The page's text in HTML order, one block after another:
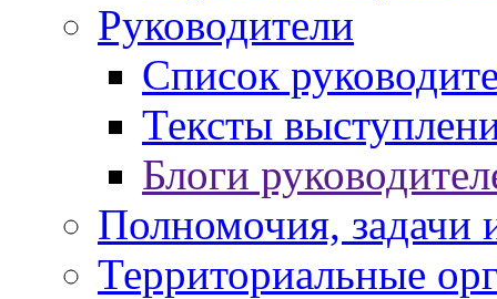
Руководители
Список
Тексты
Блоги
Полномочия, задачи
Территориальные